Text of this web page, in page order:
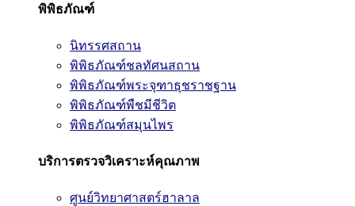
พิพิธภัณฑ์
นิทรรศสถาน
พิพิธภัณฑ์ชลทัศนสถาน
พิพิธภัณฑ์พระจุฑาธุชราชฐาน
พิพิธภัณฑ์พืชมีชีวิต
พิพิธภัณฑ์สมุนไพร
บริการตรวจวิเคราะห์คุณภาพ
ศูนย์วิทยาศาสตร์ฮาลาล